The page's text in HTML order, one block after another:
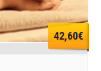
42,60€